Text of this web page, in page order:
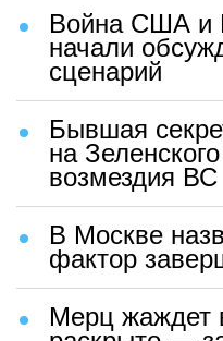
Война США и
начали
сценарий
Бывшая
на
возмездия
В Москве
фактор
Мерц жаждет